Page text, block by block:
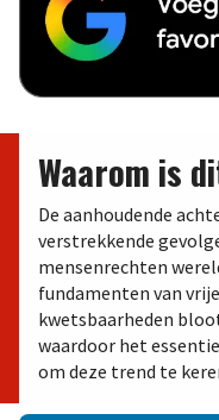
Waarom is
De aanhoudende
verstrekkende
mensenrechten
fundamenten van
kwetsbaarheden
waardoor het
om deze trend te